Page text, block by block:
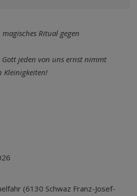
Ritual gegen
Gott jeden von uns ernst nimmt
Kleinigkeiten!
(6130 Schwaz Franz-Josef-